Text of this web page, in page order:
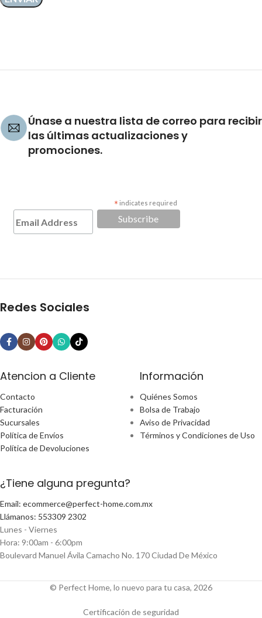
Únase a nuestra lista de correo para recibir
las últimas actualizaciones y
promociones.
* indicates required
Redes Sociales
Atencion a Cliente
Contacto
Facturación
Sucursales
Política de Envíos
Política de Devoluciones
Información
Quiénes Somos
Bolsa de Trabajo
Aviso de Privacidad
Términos y Condiciones de Uso
¿Tiene alguna pregunta?
Email: ecommerce@perfect-home.com.mx
Llámanos: 553309 2302
Lunes - Viernes
Hora: 9:00am - 6:00pm
Boulevard Manuel Ávila Camacho No. 170 Ciudad De México
© Perfect Home, lo nuevo para tu casa, 2026
Certificación de seguridad